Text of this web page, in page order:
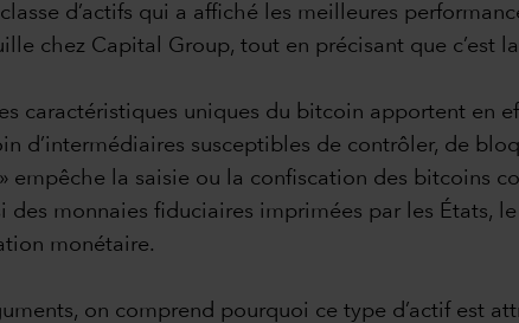
d’actifs qui a affiché les meilleures
chez Capital Group, tout en précisant que
caractéristiques uniques du bitcoin apportent en
d’intermédiaires susceptibles de contrôler, de
empêche la saisie ou la confiscation des bitcoins
des monnaies fiduciaires imprimées par les
monétaire.
on comprend pourquoi ce type d’actif est